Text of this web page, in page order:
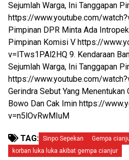
Sejumlah Warga, Ini Tanggapan
https://www.youtube.com/
Pimpinan DPR Minta Ada
Pimpinan Komisi V https://
v=ITws1PAl2HQ 9. Kendaraan
Sejumlah Warga, Ini Tanggapan
https://www.youtube.com/
Gerindra Sebut Yang
Bowo Dan Cak Imin https://
v=n5lOvRwMIuM
TAG: Sinpo Sepekan
Gempa
korban luka luka akibat gempa cianjur